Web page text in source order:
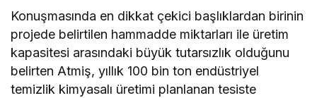
Konuşmasında en dikkat çekici başlıklardan birinin
projede belirtilen hammadde miktarları ile üretim
kapasitesi arasındaki büyük tutarsızlık olduğunu
belirten Atmiş, yıllık 100 bin ton endüstriyel
temizlik kimyasalı üretimi planlanan tesiste